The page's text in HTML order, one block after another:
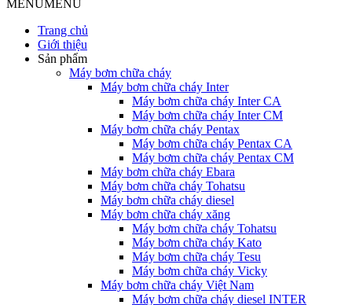
MENUMENU
Trang chủ
Giới thiệu
Sản phẩm
Máy bơm chữa cháy
Máy bơm chữa cháy Inter
Máy bơm chữa cháy Inter CA
Máy bơm chữa cháy Inter CM
Máy bơm chữa cháy Pentax
Máy bơm chữa cháy Pentax CA
Máy bơm chữa cháy Pentax CM
Máy bơm chữa cháy Ebara
Máy bơm chữa cháy Tohatsu
Máy bơm chữa cháy diesel
Máy bơm chữa cháy xăng
Máy bơm chữa cháy Tohatsu
Máy bơm chữa cháy Kato
Máy bơm chữa cháy Tesu
Máy bơm chữa cháy Vicky
Máy bơm chữa cháy Việt Nam
Máy bơm chữa cháy diesel INTER